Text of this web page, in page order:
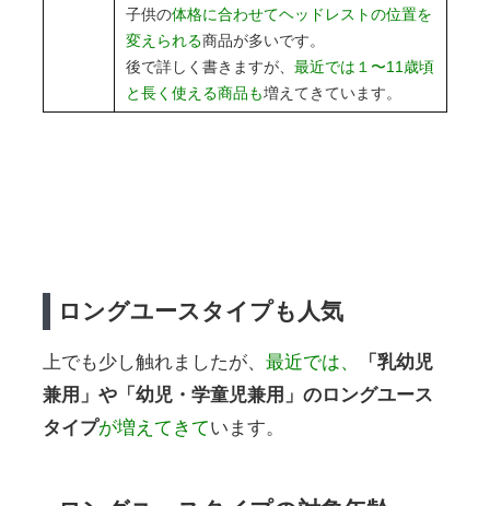
子供の体格に合わせてヘッドレストの位置を
変えられる商品が多いです。
後で詳しく書きますが、 最近では１〜11歳頃
と長く使える商品も増えてきています。
ロングユースタイプも人気
上でも少し触れましたが、 最近では、
「乳幼児
兼用」や「幼児・学童児兼用」のロングユース
タイプが増えてきています。